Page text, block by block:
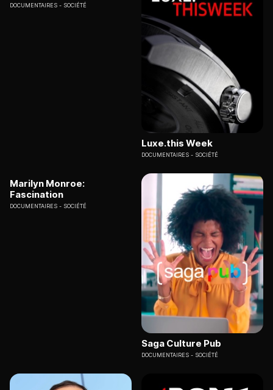
DOCUMENTAIRES SOCIÉTÉ
Luxe.this Week
DOCUMENTAIRES SOCIÉTÉ
Marilyn Monroe:
Fascination
DOCUMENTAIRES SOCIÉTÉ
Saga Culture Pub
DOCUMENTAIRES SOCIÉTÉ